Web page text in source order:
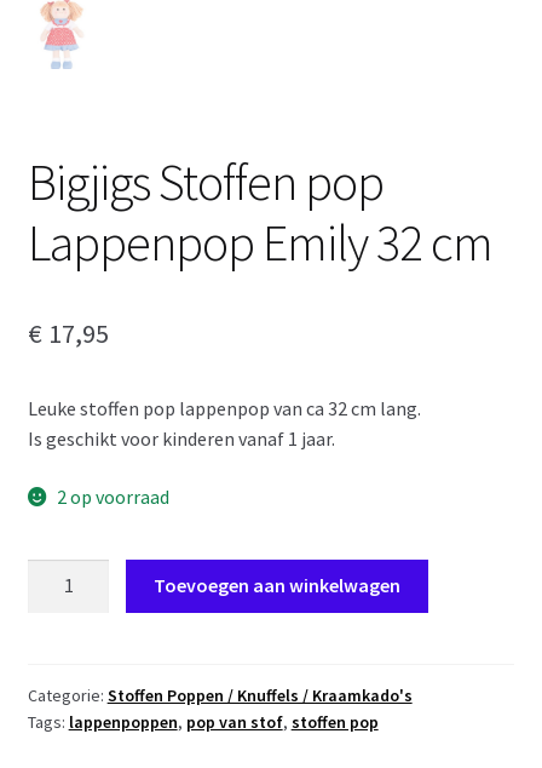
Bigjigs Stoffen pop
Lappenpop Emily 32 cm
€ 17,95
Leuke stoffen pop lappenpop van ca 32 cm lang.
Is geschikt voor kinderen vanaf 1 jaar.
2 op voorraad
Emily
32
Toevoegen aan winkelwagen
Categorie: Stoffen Poppen / Knuffels / Kraamkado's
Tags: lappenpoppen, pop van stof, stoffen pop